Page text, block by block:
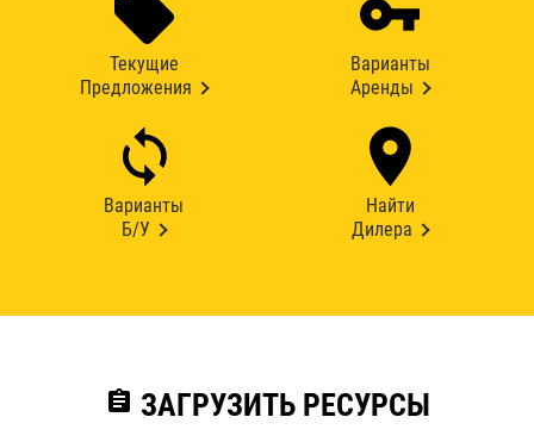
Текущие
Предложения
Варианты
Аренды
Варианты
Б/У
Найти
Дилера
assignment ЗАГРУЗИТЬ РЕСУРСЫ